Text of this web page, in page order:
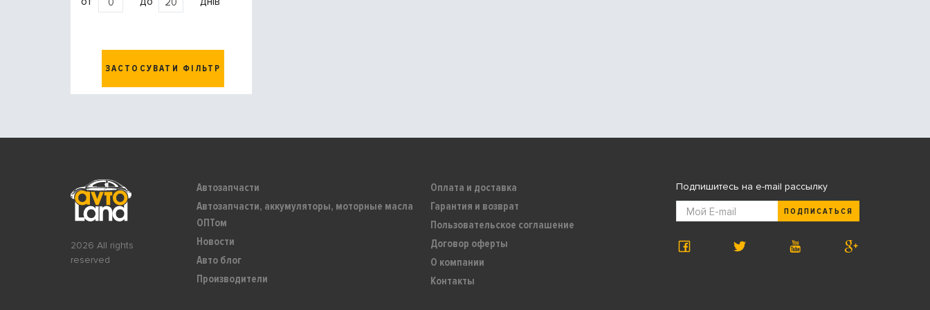
ЗАСТОСУВАТИ ФІЛЬТР
2026 All rights
reserved
Автозапчасти
Автозапчасти, аккумуляторы, моторные масла
ОПТом
Новости
Авто блог
Производители
Оплата и доставка
Гарантия и возврат
Пользовательское соглашение
Договор оферты
О компании
Контакты
Подпишитесь на e-mail рассылку
ПОДПИСАТЬСЯ